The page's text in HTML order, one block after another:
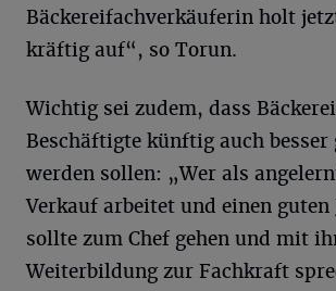
Bäckereifachverkäuferin holt
kräftig auf“, so Torun.
Wichtig sei zudem, dass
Beschäftigte künftig auch besser
werden sollen: „Wer als
Verkauf arbeitet und einen guten
sollte zum Chef gehen und mit
Weiterbildung zur Fachkraft